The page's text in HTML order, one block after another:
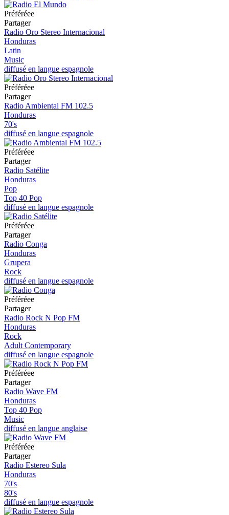
Préféréeе
Partager
Radio Oro Stereo Internacional
Honduras
Latin
Music
diffusé en langue espagnole
Préféréeе
Partager
Radio Ambiental FM 102.5
Honduras
70's
diffusé en langue espagnole
Préféréeе
Partager
Radio Satélite
Honduras
Pop
Top 40 Pop
diffusé en langue espagnole
Préféréeе
Partager
Radio Conga
Honduras
Grupera
Rock
diffusé en langue espagnole
Préféréeе
Partager
Radio Rock N Pop FM
Honduras
Rock
Adult Contemporary
diffusé en langue espagnole
Préféréeе
Partager
Radio Wave FM
Honduras
Top 40 Pop
Music
diffusé en langue anglaise
Préféréeе
Partager
Radio Estereo Sula
Honduras
70's
80's
diffusé en langue espagnole